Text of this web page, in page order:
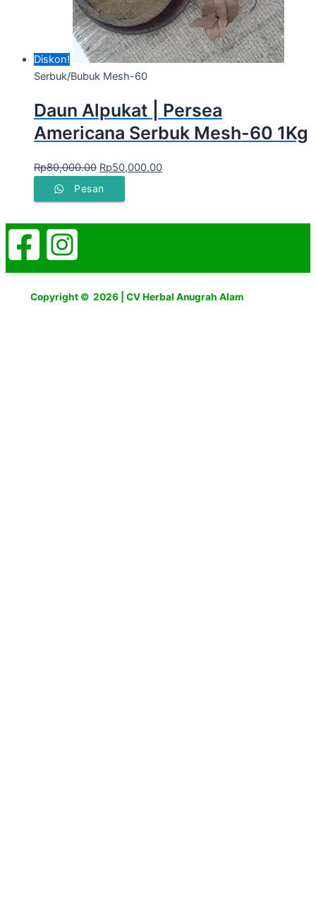
Diskon!
Serbuk/Bubuk Mesh-60
Daun Alpukat | Persea
Americana Serbuk Mesh-60 1Kg
Rp80,000.00 Rp50,000.00
Pesan
Copyright © 2026 | CV Herbal Anugrah Alam